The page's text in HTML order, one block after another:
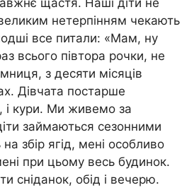
нетерпінням чекають
все питали: «Мам, ну
всього півтора рочки, не
з десяти місяців
Дівчата постарше
і кури. Ми живемо за
займаються сезонними
збір ягід, мені особливо
при цьому весь будинок.
сніданок, обід і вечерю.